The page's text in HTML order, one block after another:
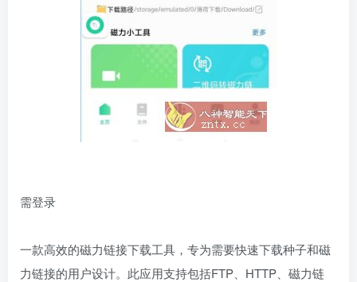
需登录
一款高效的磁力链接下载工具，专为需要快速下载种子和磁
力链接的用户设计。此应用支持包括FTP、HTTP、磁力链